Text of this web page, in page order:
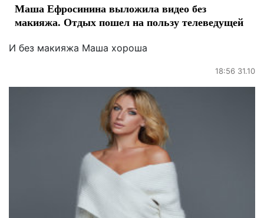
Маша Ефросинина выложила видео без
макияжа. Отдых пошел на пользу телеведущей
И без макияжа Маша хороша
18:56 31.10